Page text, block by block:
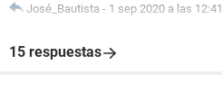
José_Bautista - 1 sep 2020 a las 12:41
15 respuestas